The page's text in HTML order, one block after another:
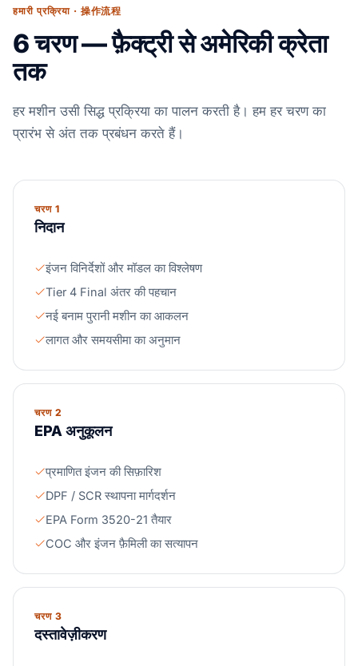
हमारी प्रक्रिया · 操作流程
6 चरण — फ़ैक्ट्री से अमेरिकी क्रेता
तक
हर मशीन उसी सिद्ध प्रक्रिया का पालन करती है। हम हर चरण का
प्रारंभ से अंत तक प्रबंधन करते हैं।
चरण 1
निदान
इंजन विनिर्देशों और मॉडल का विश्लेषण
Tier 4 Final अंतर की पहचान
नई बनाम पुरानी मशीन का आकलन
लागत और समयसीमा का अनुमान
चरण 2
EPA अनुकूलन
प्रमाणित इंजन की सिफ़ारिश
DPF / SCR स्थापना मार्गदर्शन
EPA Form 3520-21 तैयार
COC और इंजन फ़ैमिली का सत्यापन
चरण 3
दस्तावेज़ीकरण